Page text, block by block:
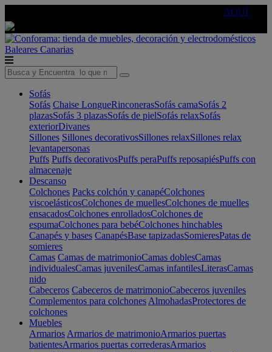
AQUÍ
Baleares Canarias
Sofás
Sofás Chaise LongueRinconerasSofás camaSofás 2
plazasSofás 3 plazasSofás de pielSofás relaxSofás
exteriorDivanes
Sillones Sillones decorativosSillones relaxSillones relax
levantapersonas
Puffs Puffs decorativosPuffs peraPuffs reposapiésPuffs con
almacenaje
Descanso
Colchones Packs colchón y canapéColchones
viscoelásticosColchones de muellesColchones de muelles
ensacadosColchones enrolladosColchones de
espumaColchones para bebéColchones hinchables
Canapés y bases CanapésBase tapizadasSomieresPatas de
somieres
Camas Camas de matrimonioCamas doblesCamas
individualesCamas juvenilesCamas infantilesLiterasCamas
nido
Cabeceros Cabeceros de matrimonioCabeceros juveniles
Complementos para colchones AlmohadasProtectores de
colchones
Muebles
Armarios Armarios de matrimonioArmarios puertas
batientesArmarios puertas correderasArmarios